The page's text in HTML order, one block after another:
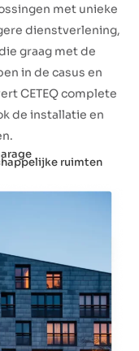
met unieke
dienstverlening,
graag met de
in de casus en
CETEQ complete
de installatie en
ruimten